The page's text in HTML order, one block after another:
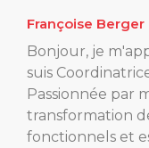
Françoise Berger
Bonjour, je
suis
Passionnée par
transformation
fonctionnels et